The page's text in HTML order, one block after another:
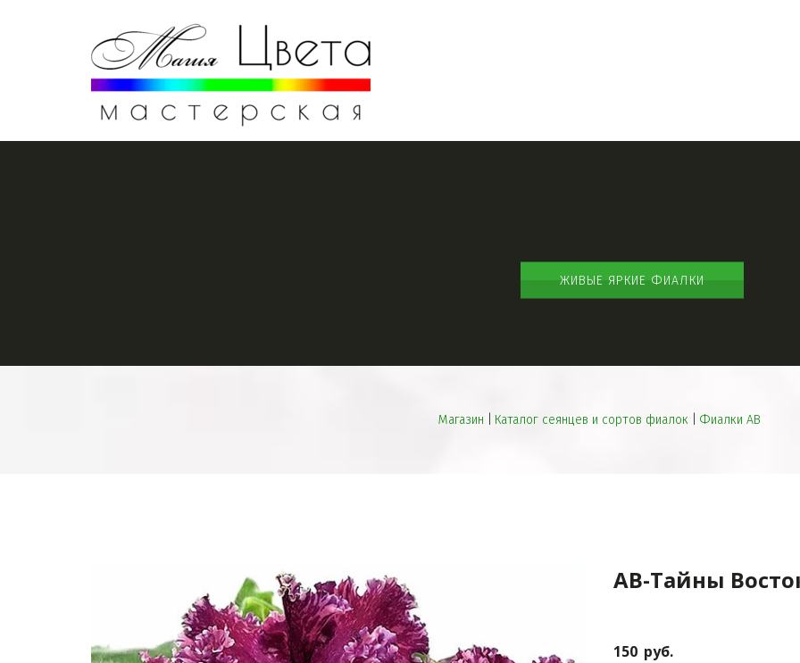
ЖИВЫЕ ЯРКИЕ ФИАЛКИ
Магазин Каталог сеянцев и сортов фиалок | Фиалки АВ
АВ-Тайны
150 руб.